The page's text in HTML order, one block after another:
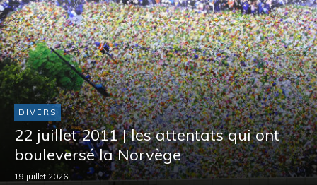
DIVERS
22 juillet 2011 | les attentats qui ont
bouleversé la Norvège
19 juillet 2026